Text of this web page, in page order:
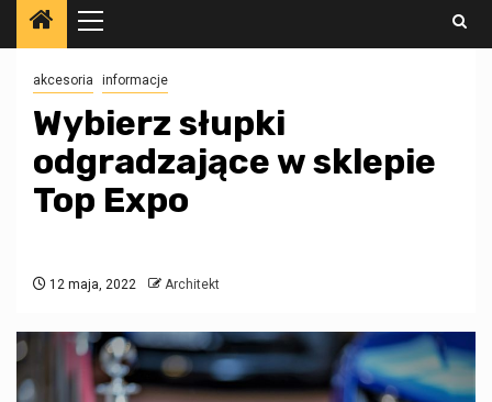
Menu
główne
akcesoria informacje
Wybierz słupki
odgradzające w sklepie
Top Expo
12 maja, 2022 Architekt